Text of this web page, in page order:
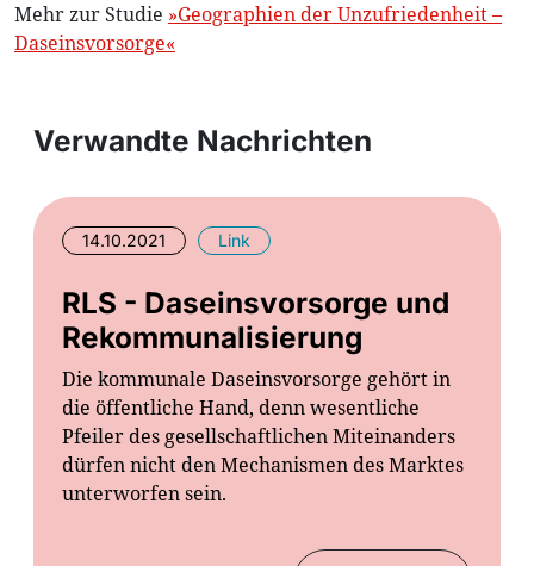
Mehr zur Studie »Geographien der Unzufriedenheit –
Daseinsvorsorge«
Verwandte Nachrichten
14.10.2021 Link
RLS - Daseinsvorsorge und
Rekommunalisierung
Die kommunale Daseinsvorsorge gehört in
die öffentliche Hand, denn wesentliche
Pfeiler des gesellschaftlichen Miteinanders
dürfen nicht den Mechanismen des Marktes
unterworfen sein.